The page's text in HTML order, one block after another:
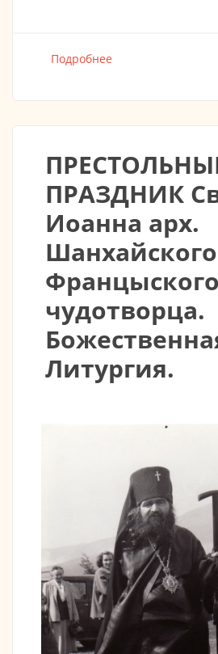
Подробнее
ПРАЗДНИК
Иоанна арх.
Францыского
чудотворца.
Литургия.